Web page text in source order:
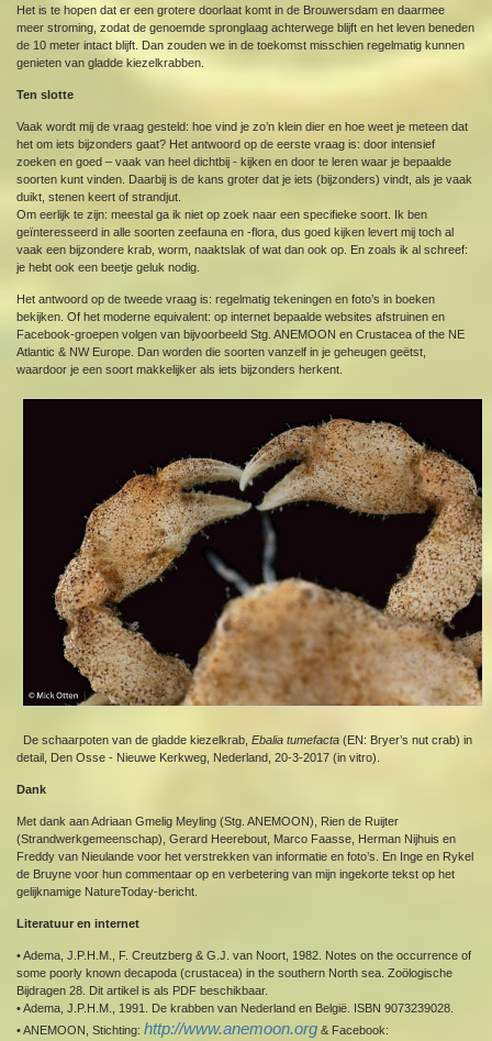
Het is te hopen dat er een grotere doorlaat komt in de Brouwersdam en daarmee
meer stroming, zodat de genoemde spronglaag achterwege blijft en het leven beneden
de 10 meter intact blijft. Dan zouden we in de toekomst misschien regelmatig kunnen
genieten van gladde kiezelkrabben.
Ten slotte
Vaak wordt mij de vraag gesteld: hoe vind je zo’n klein dier en hoe weet je meteen dat
het om iets bijzonders gaat? Het antwoord op de eerste vraag is: door intensief
zoeken en goed – vaak van heel dichtbij - kijken en door te leren waar je bepaalde
soorten kunt vinden. Daarbij is de kans groter dat je iets (bijzonders) vindt, als je vaak
duikt, stenen keert of strandjut.
Om eerlijk te zijn: meestal ga ik niet op zoek naar een specifieke soort. Ik ben
geïnteresseerd in alle soorten zeefauna en -flora, dus goed kijken levert mij toch al
vaak een bijzondere krab, worm, naaktslak of wat dan ook op. En zoals ik al schreef:
je hebt ook een beetje geluk nodig.
Het antwoord op de tweede vraag is: regelmatig tekeningen en foto’s in boeken
bekijken. Of het moderne equivalent: op internet bepaalde websites afstruinen en
Facebook-groepen volgen van bijvoorbeeld Stg. ANEMOON en Crustacea of the NE
Atlantic & NW Europe. Dan worden die soorten vanzelf in je geheugen geëtst,
waardoor je een soort makkelijker als iets bijzonders herkent.
De schaarpoten van de gladde kiezelkrab,Ebalia tumefacta (EN: Bryer’s nut crab) in
detail, Den Osse - Nieuwe Kerkweg, Nederland, 20-3-2017 (in vitro).
Dank
Met dank aan Adriaan Gmelig Meyling (Stg. ANEMOON), Rien de Ruijter
(Strandwerkgemeenschap), Gerard Heerebout, Marco Faasse, Herman Nijhuis en
Freddy van Nieulande voor het verstrekken van informatie en foto’s. En Inge en Rykel
de Bruyne voor hun commentaar op en verbetering van mijn ingekorte tekst op het
gelijknamige NatureToday-bericht.
Literatuur en internet
• Adema, J.P.H.M., F. Creutzberg & G.J. van Noort, 1982. Notes on the occurrence of
some poorly known decapoda (crustacea) in the southern North sea. Zoölogische
Bijdragen 28. Dit artikel is als PDF beschikbaar.
• Adema, J.P.H.M., 1991. De krabben van Nederland en België. ISBN 9073239028.
• ANEMOON, Stichting:http://www.anemoon.org & Facebook: